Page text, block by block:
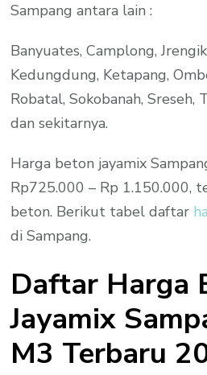
Sampang antara lain :
Banyuates, Camplong,
Kedungdung, Ketapang,
Robatal, Sokobanah, Sreseh,
dan sekitarnya.
Harga beton jayamix
Rp725.000 – Rp 1.150.000,
beton. Berikut tabel daftar
di Sampang.
Daftar Harga
Jayamix
M3 Terbaru